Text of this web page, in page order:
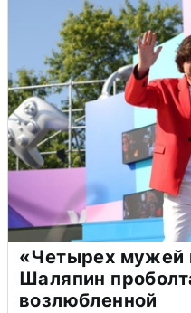
«Четырех мужей
Шаляпин
возлюбленной